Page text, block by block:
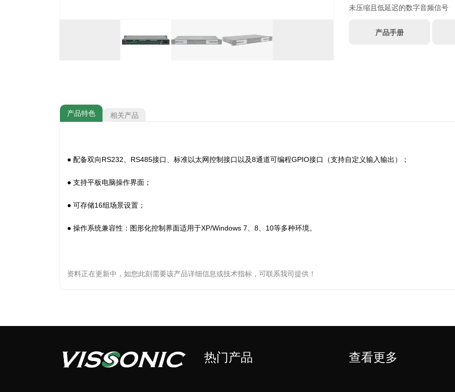
未压缩且低延迟的数字音频信号
产品手册
产品特色 相关产品
● 配备双向RS232、RS485接口、标准以太网控制接口以及8通道可编程GPIO接口（支持自定义输入输出）；
● 支持平板电脑操作界面；
● 可存储16组场景设置；
● 操作系统兼容性：图形化控制界面适用于XP/Windows 7、8、10等多种环境。
资料正在更新中，如您此刻需要该产品详细信息或技术指标，可联系我司提供！
热门产品 查看更多